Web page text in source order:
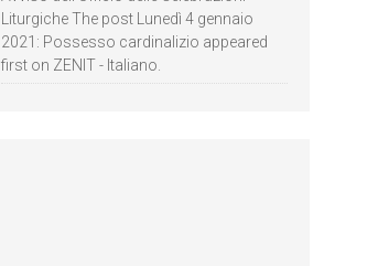
Liturgiche The post Lunedì 4 gennaio
2021: Possesso cardinalizio appeared
first on ZENIT - Italiano.